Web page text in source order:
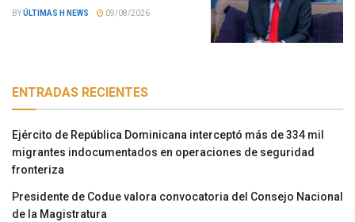
BYÚLTIMAS H NEWS 09/08/2026
ENTRADAS RECIENTES
Ejército de República Dominicana interceptó más de 334 mil
migrantes indocumentados en operaciones de seguridad
fronteriza
Presidente de Codue valora convocatoria del Consejo Nacional
de la Magistratura